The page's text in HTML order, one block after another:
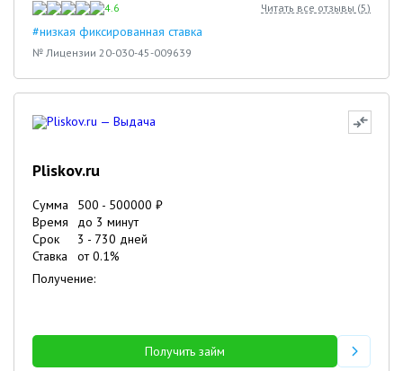
4.6 Читать все отзывы (5)
#низкая фиксированная ставка
№ Лицензии 20-030-45-009639
Pliskov.ru
Сумма 500 - 500000 ₽
Время
до 3 минут
Срок
3 - 730 дней
Ставка
от0.1%
Получение:
Получить займ